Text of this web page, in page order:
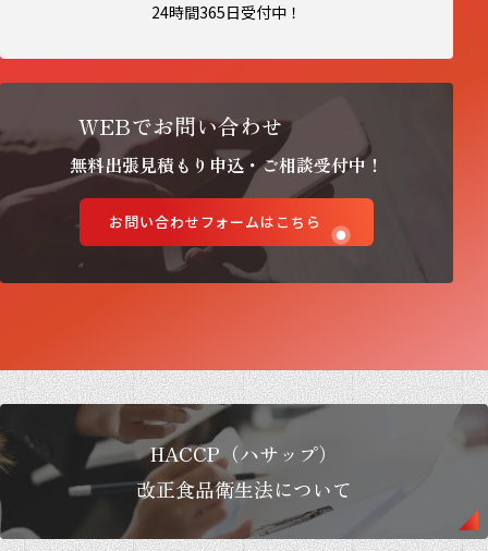
24時間365日受付中！
WEBでお問い合わせ
無料出張見積もり申込・ご相談受付中！
お問い合わせフォームはこちら
HACCP（ハサップ）
改正食品衛生法について